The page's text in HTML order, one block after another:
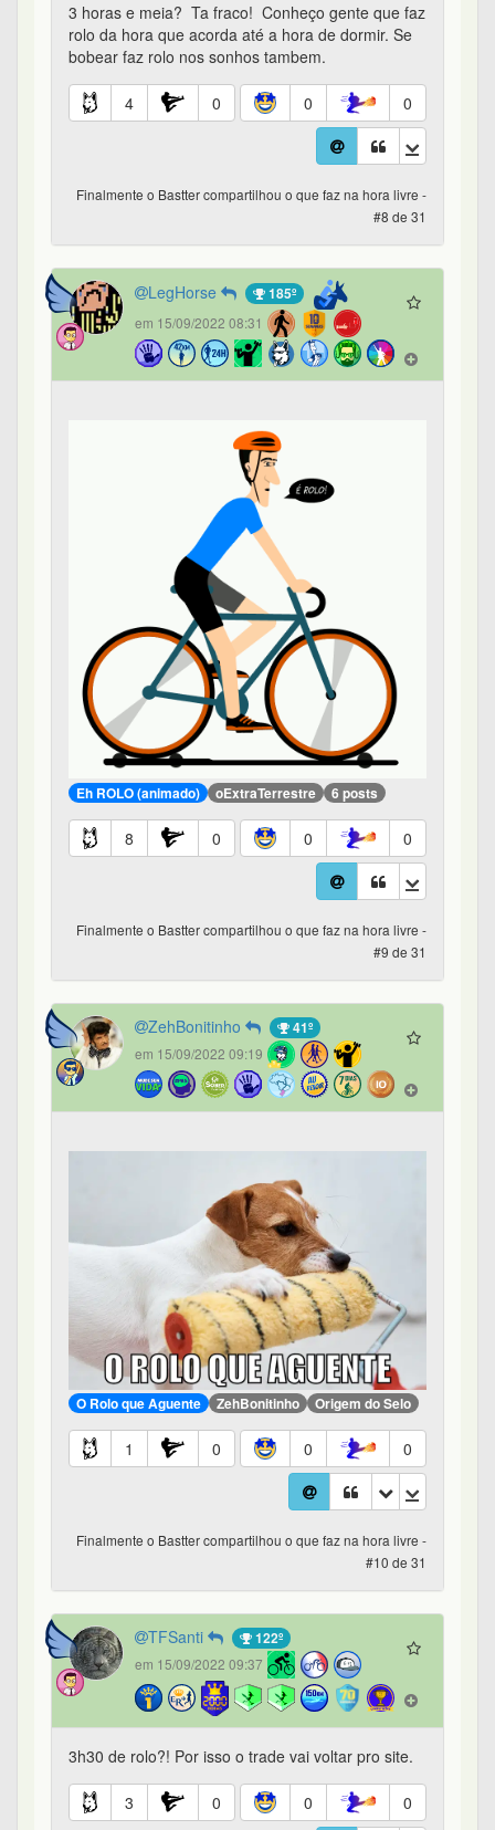
3 horas e meia? Ta fraco! Conheço gente que faz
rolo da hora que acorda até a hora de dormir. Se
bobear faz rolo nos sonhos tambem.
4 0 0 0
Finalmente o Bastter compartilhou o que faz na hora livre -
#8 de 31
LegHorse 185º
em 15/09/2022 08:31
Eh ROLO (animado) oExtraTerrestre 6 posts
8 0 0 0
Finalmente o Bastter compartilhou o que faz na hora livre -
#9 de 31
ZehBonitinho 41º
em 15/09/2022 09:19
O Rolo que Aguente ZehBonitinho Origem do Selo
1 0 0 0
Finalmente o Bastter compartilhou o que faz na hora livre -
#10 de 31
TFSanti 122º
em 15/09/2022 09:37
3h30 de rolo?! Por isso o trade vai voltar pro site.
3 0 0 0